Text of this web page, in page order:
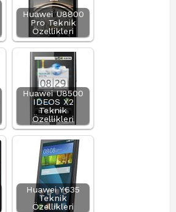
Huawei U8800
Pro Teknik
Özellikleri
Huawei U8500
IDEOS X2
Teknik
Özellikleri
Huawei Y635
Teknik
Özellikleri